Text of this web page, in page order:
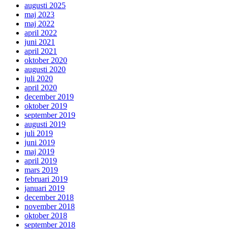
augusti 2025
maj 2023
maj 2022
april 2022
juni 2021
april 2021
oktober 2020
augusti 2020
juli 2020
april 2020
december 2019
oktober 2019
september 2019
augusti 2019
juli 2019
juni 2019
maj 2019
april 2019
mars 2019
februari 2019
januari 2019
december 2018
november 2018
oktober 2018
september 2018